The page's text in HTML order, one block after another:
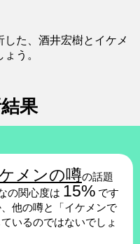
た、酒井宏樹とイケメ
う。
果
メンの噂の話題
の関心度は 15% です
他の噂と「イケメンで
いるのではないでしょ